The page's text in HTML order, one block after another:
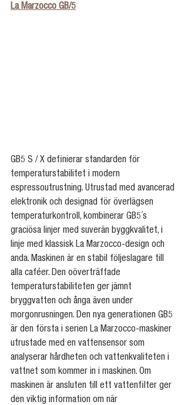
La Marzocco GB/5
GB5 S / X definierar standarden för
temperaturstabilitet i modern
espressoutrustning. Utrustad med avancerad
elektronik och designad för överlägsen
temperaturkontroll, kombinerar GB5´s
graciösa linjer med suverän byggkvalitet, i
linje med klassisk La Marzocco-design och
anda. Maskinen är en stabil följeslagare till
alla caféer. Den oöverträffade
temperaturstabiliteten ger jämnt
bryggvatten och ånga även under
morgonrusningen. Den nya generationen GB5
är den första i serien La Marzocco-maskiner
utrustade med en vattensensor som
analyserar hårdheten och vattenkvaliteten i
vattnet som kommer in i maskinen. Om
maskinen är ansluten till ett vattenfilter ger
den viktig information om när